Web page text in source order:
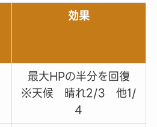
効果
最大HPの半分を回復
※天候 晴れ2/3 他1/
4